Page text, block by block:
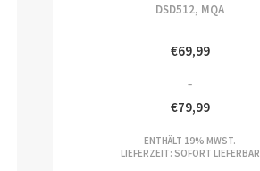
DSD512, MQA
€69,99
–
€79,99
ENTHÄLT 19% MWST.
LIEFERZEIT: SOFORT LIEFERBAR